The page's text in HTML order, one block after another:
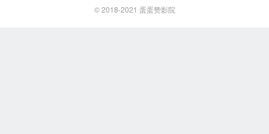
© 2018-2021 蛋蛋赞影院